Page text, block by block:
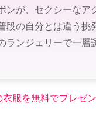
ンが、セクシーなア
段の自分とは違う挑
ランジェリーで一層
服を無料でプレゼ